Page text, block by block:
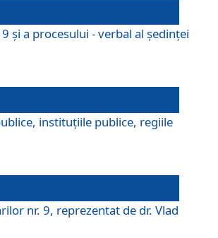
și a procesului - verbal al ședinței
instituțiile publice, regiile
nr. 9, reprezentat de dr. Vlad